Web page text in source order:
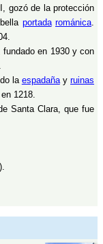
gozó de la protección
portada románica.
en 1930 y con
.
la espadañayruinas
1218.
Santa Clara, que fue